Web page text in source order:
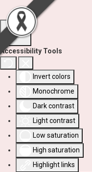
Accessibility Tools
Invert colors
Monochrome
Dark contrast
Light contrast
Low saturation
High saturation
Highlight links